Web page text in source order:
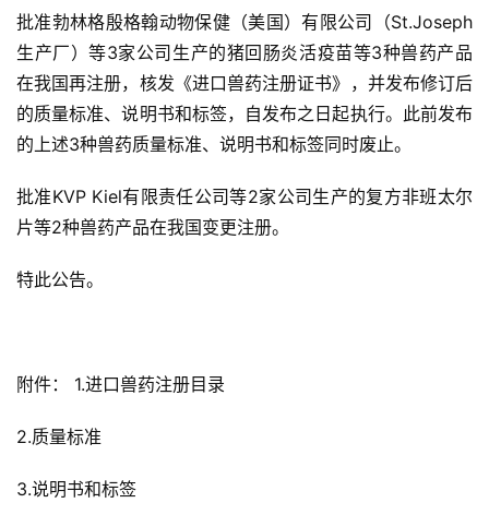
批准勃林格殷格翰动物保健（美国）有限公司（St.Joseph
生产厂）等3家公司生产的猪回肠炎活疫苗等3种兽药产品
在我国再注册，核发《进口兽药注册证书》，并发布修订后
的质量标准、说明书和标签，自发布之日起执行。此前发布
的上述3种兽药质量标准、说明书和标签同时废止。
批准KVP Kiel有限责任公司等2家公司生产的复方非班太尔
片等2种兽药产品在我国变更注册。
特此公告。
附件： 1.进口兽药注册目录
2.质量标准
3.说明书和标签